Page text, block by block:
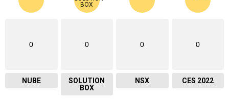
0
NUBE
0
SOLUTION
BOX
0
NSX
0
CES 2022